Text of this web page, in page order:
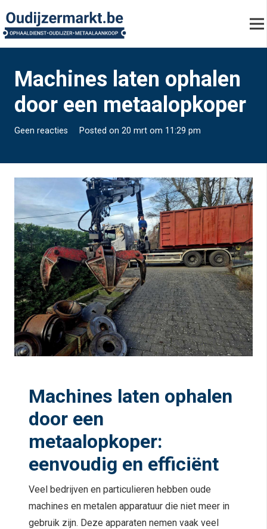
Machines laten ophalen
door een metaalopkoper
Geen reacties Posted on20 mrt om 11:29 pm
Machines laten ophalen
door een
metaalopkoper:
eenvoudig en efficiënt
Veel bedrijven en particulieren hebben oude
machines en metalen apparatuur die niet meer in
gebruik zijn. Deze apparaten nemen vaak veel